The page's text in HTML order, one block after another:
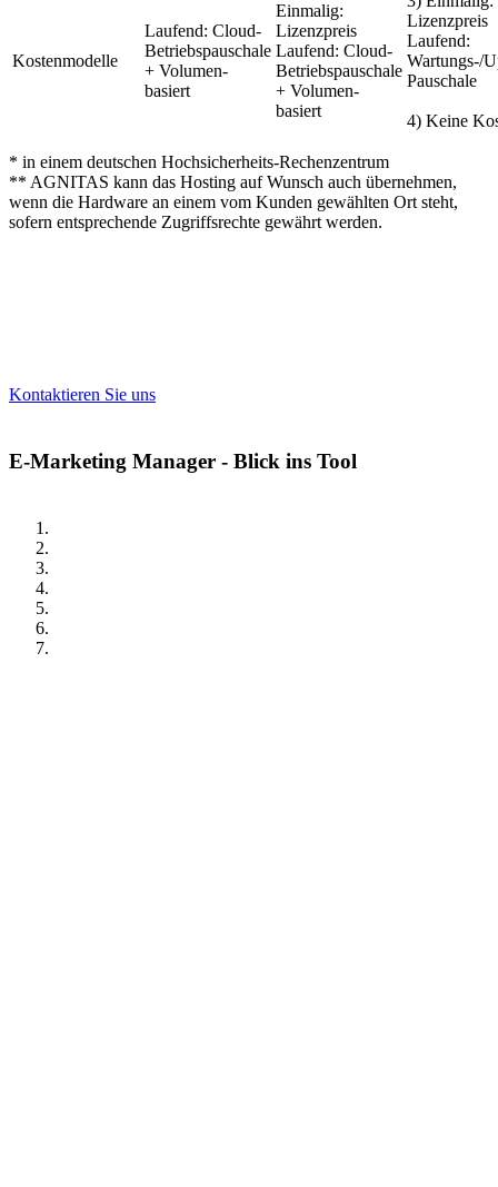
Kostenmodelle
Laufend: Cloud-
Betriebspauschale
+ Volumen-
basiert
Einmalig:
Lizenzpreis
Laufend: Cloud-
Betriebspauschale
+ Volumen-
basiert
Lizenzpreis
Laufend:
Wartungs-/
Pauschale
4) Keine
* in einem deutschen Hochsicherheits-Rechenzentrum
** AGNITAS kann das Hosting auf Wunsch auch übernehmen,
wenn die Hardware an einem vom Kunden gewählten Ort steht,
sofern entsprechende Zugriffsrechte gewährt werden.
Kontaktieren Sie uns
E-Marketing Manager - Blick ins Tool